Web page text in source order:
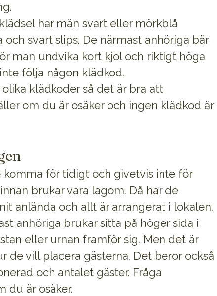
har män svart eller mörkblå
svart slips. De närmast anhöriga bär
man undvika kort kjol och riktigt höga
följa någon klädkod.
klädkoder så det är bra att
om du är osäker och ingen klädkod är
komma för tidigt och givetvis inte för
brukar vara lagom. Då har de
anlända och allt är arrangerat i lokalen.
anhöriga brukar sitta på höger sida i
eller urnan framför sig. Men det är
de vill placera gästerna. Det beror också
och antalet gäster. Fråga
du är osäker.